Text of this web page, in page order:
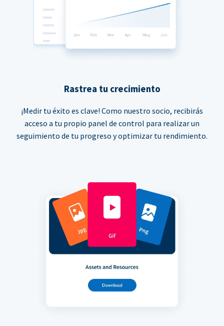
Rastrea tu crecimiento
¡Medir tu éxito es clave! Como nuestro socio, recibirás
acceso a tu propio panel de control para realizar un
seguimiento de tu progreso y optimizar tu rendimiento.